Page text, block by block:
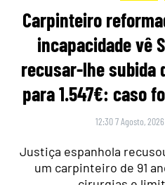
Carpinteiro
incapacidade vê
recusar-lhe subida
para 1.547€: caso
12:30 7 Agosto, 2026
Justiça espanhola
um carpinteiro de 91